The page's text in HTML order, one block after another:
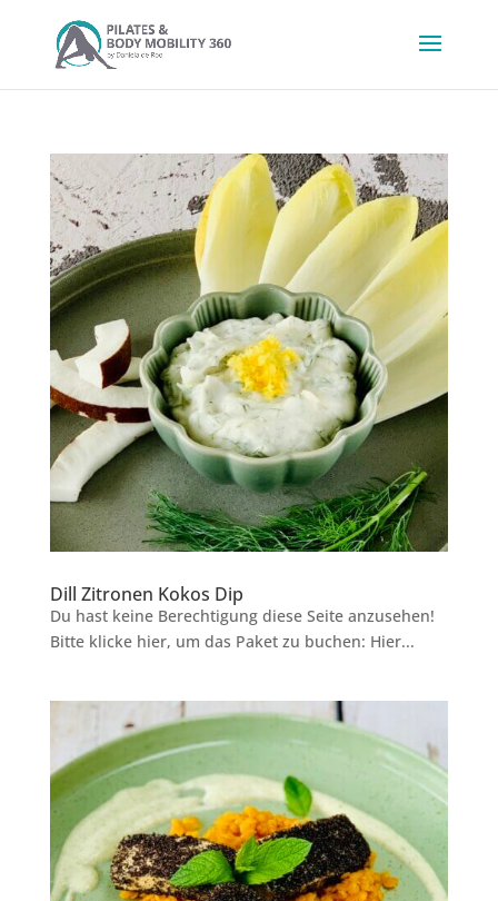
Dill Zitronen Kokos Dip
Du hast keine Berechtigung diese Seite anzusehen!
Bitte klicke hier, um das Paket zu buchen: Hier...